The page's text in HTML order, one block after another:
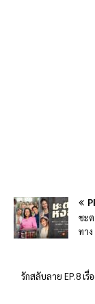
ชะต
ทาง
รักสลับลาย EP.8 เ